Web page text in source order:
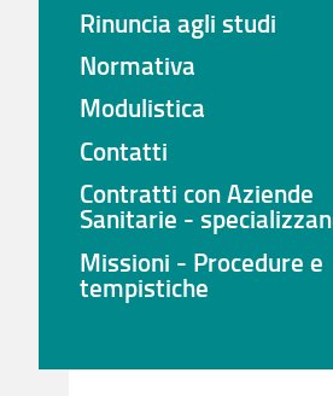
Rinuncia agli studi
Normativa
Modulistica
Contatti
Contratti con Aziende
Sanitarie -
Missioni - Procedure e
tempistiche